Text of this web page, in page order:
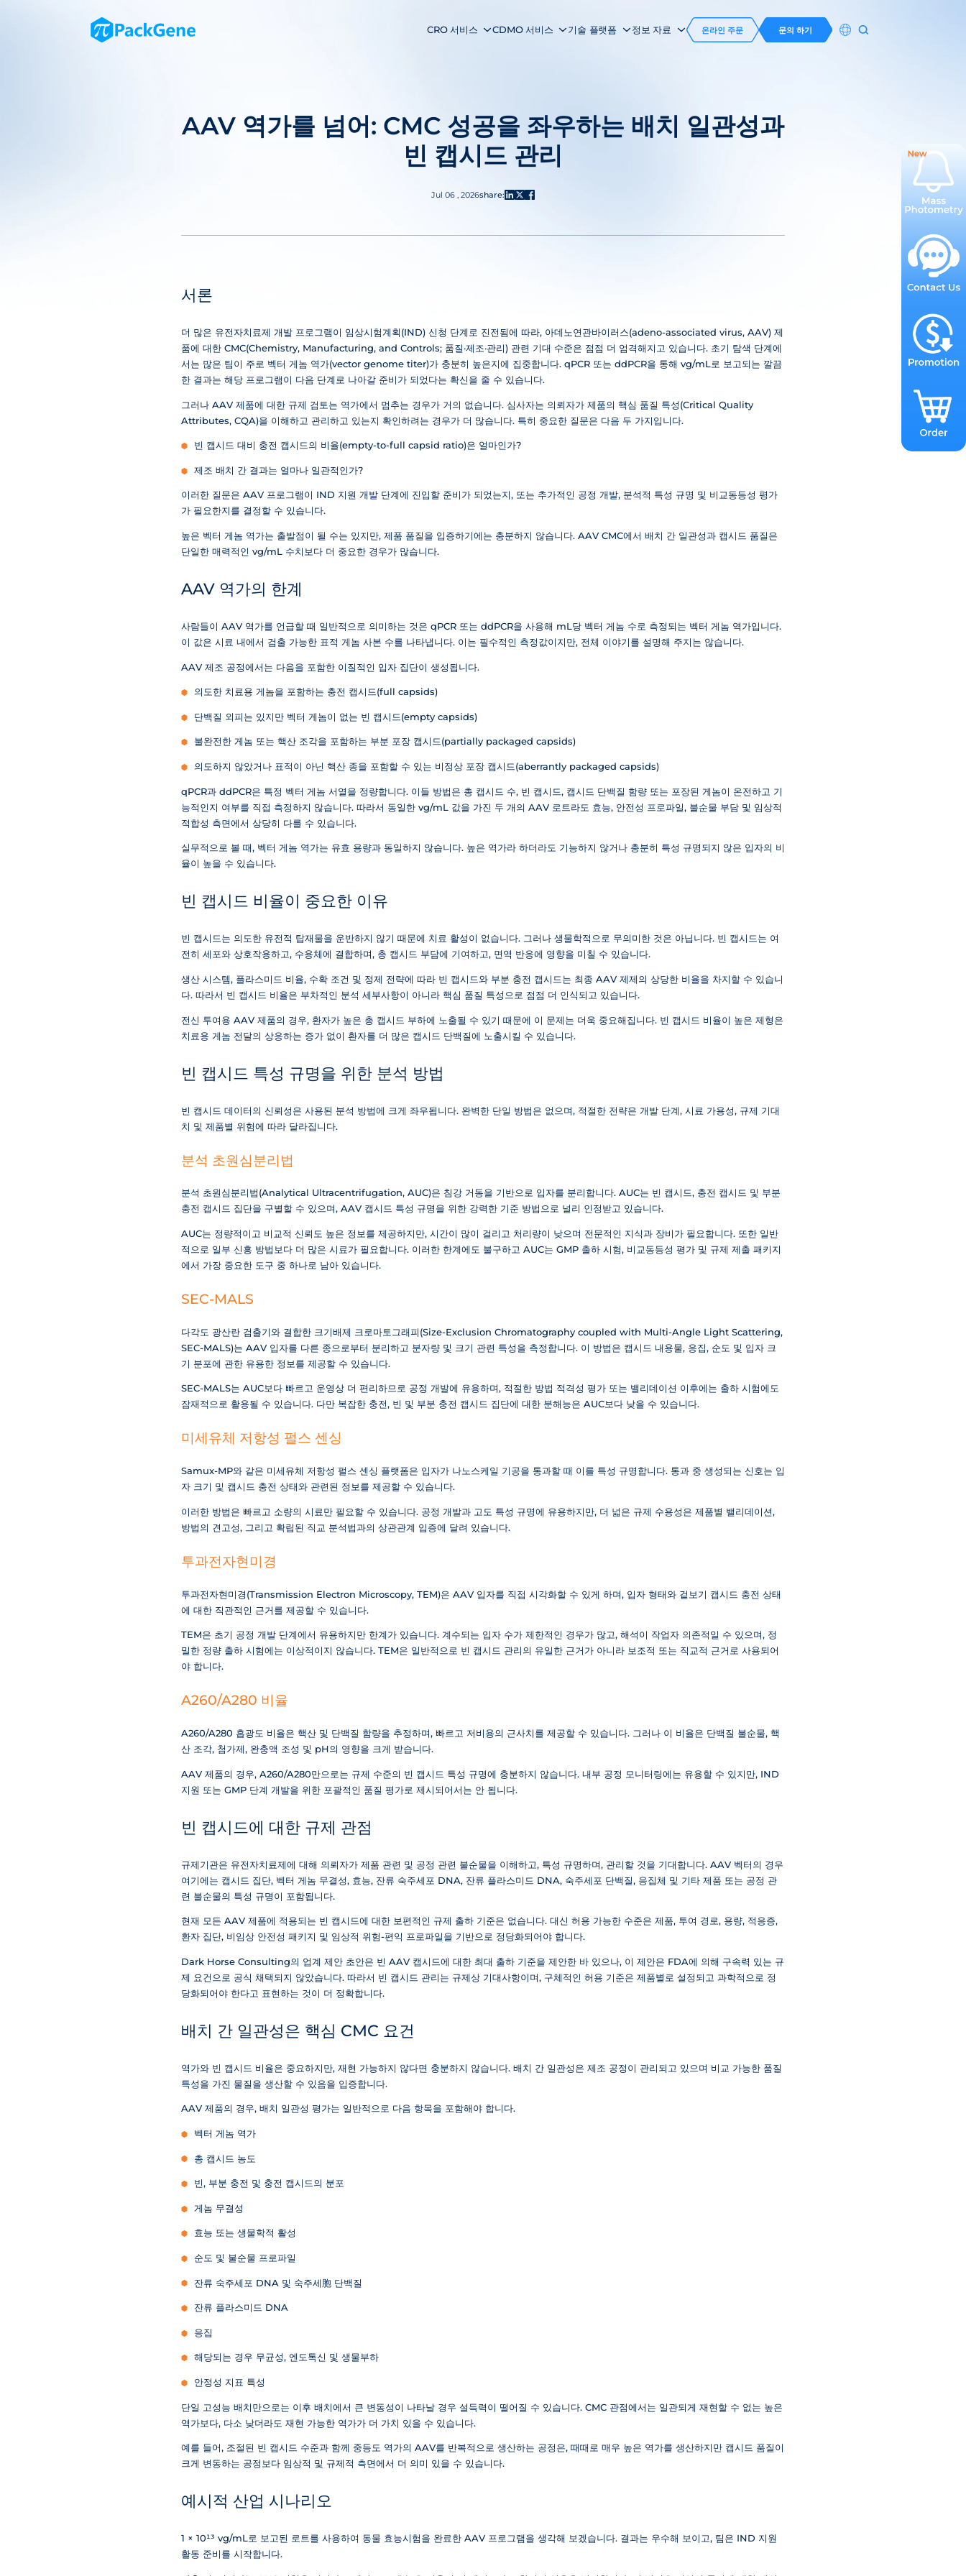
CRO 서비스 CDMO 서비스 기술 플랫폼 정보 자료 온라인 주문 문의 하기
AAV 역가를 넘어: CMC 성공을 좌우하는 배치 일관성과
빈 캡시드 관리
Jul 06 , 2026share:
서론
더 많은 유전자치료제 개발 프로그램이 임상시험계획(IND) 신청 단계로 진전됨에 따라, 아데노연관바이러스(adeno-associated virus, AAV) 제
품에 대한 CMC(Chemistry, Manufacturing, and Controls; 품질·제조·관리) 관련 기대 수준은 점점 더 엄격해지고 있습니다. 초기 탐색 단계에
서는 많은 팀이 주로 벡터 게놈 역가(vector genome titer)가 충분히 높은지에 집중합니다. qPCR 또는 ddPCR을 통해 vg/mL로 보고되는 깔끔
한 결과는 해당 프로그램이 다음 단계로 나아갈 준비가 되었다는 확신을 줄 수 있습니다.
그러나 AAV 제품에 대한 규제 검토는 역가에서 멈추는 경우가 거의 없습니다. 심사자는 의뢰자가 제품의 핵심 품질 특성(Critical Quality
Attributes, CQA)을 이해하고 관리하고 있는지 확인하려는 경우가 더 많습니다. 특히 중요한 질문은 다음 두 가지입니다.
빈 캡시드 대비 충전 캡시드의 비율(empty-to-full capsid ratio)은 얼마인가?
제조 배치 간 결과는 얼마나 일관적인가?
이러한 질문은 AAV 프로그램이 IND 지원 개발 단계에 진입할 준비가 되었는지, 또는 추가적인 공정 개발, 분석적 특성 규명 및 비교동등성 평가
가 필요한지를 결정할 수 있습니다.
높은 벡터 게놈 역가는 출발점이 될 수는 있지만, 제품 품질을 입증하기에는 충분하지 않습니다. AAV CMC에서 배치 간 일관성과 캡시드 품질은
단일한 매력적인 vg/mL 수치보다 더 중요한 경우가 많습니다.
AAV 역가의 한계
사람들이 AAV 역가를 언급할 때 일반적으로 의미하는 것은 qPCR 또는 ddPCR을 사용해 mL당 벡터 게놈 수로 측정되는 벡터 게놈 역가입니다.
이 값은 시료 내에서 검출 가능한 표적 게놈 사본 수를 나타냅니다. 이는 필수적인 측정값이지만, 전체 이야기를 설명해 주지는 않습니다.
AAV 제조 공정에서는 다음을 포함한 이질적인 입자 집단이 생성됩니다.
의도한 치료용 게놈을 포함하는 충전 캡시드(full capsids)
단백질 외피는 있지만 벡터 게놈이 없는 빈 캡시드(empty capsids)
불완전한 게놈 또는 핵산 조각을 포함하는 부분 포장 캡시드(partially packaged capsids)
의도하지 않았거나 표적이 아닌 핵산 종을 포함할 수 있는 비정상 포장 캡시드(aberrantly packaged capsids)
qPCR과 ddPCR은 특정 벡터 게놈 서열을 정량합니다. 이들 방법은 총 캡시드 수, 빈 캡시드, 캡시드 단백질 함량 또는 포장된 게놈이 온전하고 기
능적인지 여부를 직접 측정하지 않습니다. 따라서 동일한 vg/mL 값을 가진 두 개의 AAV 로트라도 효능, 안전성 프로파일, 불순물 부담 및 임상적
적합성 측면에서 상당히 다를 수 있습니다.
실무적으로 볼 때, 벡터 게놈 역가는 유효 용량과 동일하지 않습니다. 높은 역가라 하더라도 기능하지 않거나 충분히 특성 규명되지 않은 입자의 비
율이 높을 수 있습니다.
빈 캡시드 비율이 중요한 이유
빈 캡시드는 의도한 유전적 탑재물을 운반하지 않기 때문에 치료 활성이 없습니다. 그러나 생물학적으로 무의미한 것은 아닙니다. 빈 캡시드는 여
전히 세포와 상호작용하고, 수용체에 결합하며, 총 캡시드 부담에 기여하고, 면역 반응에 영향을 미칠 수 있습니다.
생산 시스템, 플라스미드 비율, 수확 조건 및 정제 전략에 따라 빈 캡시드와 부분 충전 캡시드는 최종 AAV 제제의 상당한 비율을 차지할 수 있습니
다. 따라서 빈 캡시드 비율은 부차적인 분석 세부사항이 아니라 핵심 품질 특성으로 점점 더 인식되고 있습니다.
전신 투여용 AAV 제품의 경우, 환자가 높은 총 캡시드 부하에 노출될 수 있기 때문에 이 문제는 더욱 중요해집니다. 빈 캡시드 비율이 높은 제형은
치료용 게놈 전달의 상응하는 증가 없이 환자를 더 많은 캡시드 단백질에 노출시킬 수 있습니다.
빈 캡시드 특성 규명을 위한 분석 방법
빈 캡시드 데이터의 신뢰성은 사용된 분석 방법에 크게 좌우됩니다. 완벽한 단일 방법은 없으며, 적절한 전략은 개발 단계, 시료 가용성, 규제 기대
치 및 제품별 위험에 따라 달라집니다.
분석 초원심분리법
분석 초원심분리법(Analytical Ultracentrifugation, AUC)은 침강 거동을 기반으로 입자를 분리합니다. AUC는 빈 캡시드, 충전 캡시드 및 부분
충전 캡시드 집단을 구별할 수 있으며, AAV 캡시드 특성 규명을 위한 강력한 기준 방법으로 널리 인정받고 있습니다.
AUC는 정량적이고 비교적 신뢰도 높은 정보를 제공하지만, 시간이 많이 걸리고 처리량이 낮으며 전문적인 지식과 장비가 필요합니다. 또한 일반
적으로 일부 신흥 방법보다 더 많은 시료가 필요합니다. 이러한 한계에도 불구하고 AUC는 GMP 출하 시험, 비교동등성 평가 및 규제 제출 패키지
에서 가장 중요한 도구 중 하나로 남아 있습니다.
SEC-MALS
다각도 광산란 검출기와 결합한 크기배제 크로마토그래피(Size-Exclusion Chromatography coupled with Multi-Angle Light Scattering,
SEC-MALS)는 AAV 입자를 다른 종으로부터 분리하고 분자량 및 크기 관련 특성을 측정합니다. 이 방법은 캡시드 내용물, 응집, 순도 및 입자 크
기 분포에 관한 유용한 정보를 제공할 수 있습니다.
SEC-MALS는 AUC보다 빠르고 운영상 더 편리하므로 공정 개발에 유용하며, 적절한 방법 적격성 평가 또는 밸리데이션 이후에는 출하 시험에도
잠재적으로 활용될 수 있습니다. 다만 복잡한 충전, 빈 및 부분 충전 캡시드 집단에 대한 분해능은 AUC보다 낮을 수 있습니다.
미세유체 저항성 펄스 센싱
Samux-MP와 같은 미세유체 저항성 펄스 센싱 플랫폼은 입자가 나노스케일 기공을 통과할 때 이를 특성 규명합니다. 통과 중 생성되는 신호는 입
자 크기 및 캡시드 충전 상태와 관련된 정보를 제공할 수 있습니다.
이러한 방법은 빠르고 소량의 시료만 필요할 수 있습니다. 공정 개발과 고도 특성 규명에 유용하지만, 더 넓은 규제 수용성은 제품별 밸리데이션,
방법의 견고성, 그리고 확립된 직교 분석법과의 상관관계 입증에 달려 있습니다.
투과전자현미경
투과전자현미경(Transmission Electron Microscopy, TEM)은 AAV 입자를 직접 시각화할 수 있게 하며, 입자 형태와 겉보기 캡시드 충전 상태
에 대한 직관적인 근거를 제공할 수 있습니다.
TEM은 초기 공정 개발 단계에서 유용하지만 한계가 있습니다. 계수되는 입자 수가 제한적인 경우가 많고, 해석이 작업자 의존적일 수 있으며, 정
밀한 정량 출하 시험에는 이상적이지 않습니다. TEM은 일반적으로 빈 캡시드 관리의 유일한 근거가 아니라 보조적 또는 직교적 근거로 사용되어
야 합니다.
A260/A280 비율
A260/A280 흡광도 비율은 핵산 및 단백질 함량을 추정하며, 빠르고 저비용의 근사치를 제공할 수 있습니다. 그러나 이 비율은 단백질 불순물, 핵
산 조각, 첨가제, 완충액 조성 및 pH의 영향을 크게 받습니다.
AAV 제품의 경우, A260/A280만으로는 규제 수준의 빈 캡시드 특성 규명에 충분하지 않습니다. 내부 공정 모니터링에는 유용할 수 있지만, IND
지원 또는 GMP 단계 개발을 위한 포괄적인 품질 평가로 제시되어서는 안 됩니다.
빈 캡시드에 대한 규제 관점
규제기관은 유전자치료제에 대해 의뢰자가 제품 관련 및 공정 관련 불순물을 이해하고, 특성 규명하며, 관리할 것을 기대합니다. AAV 벡터의 경우
여기에는 캡시드 집단, 벡터 게놈 무결성, 효능, 잔류 숙주세포 DNA, 잔류 플라스미드 DNA, 숙주세포 단백질, 응집체 및 기타 제품 또는 공정 관
련 불순물의 특성 규명이 포함됩니다.
현재 모든 AAV 제품에 적용되는 빈 캡시드에 대한 보편적인 규제 출하 기준은 없습니다. 대신 허용 가능한 수준은 제품, 투여 경로, 용량, 적응증,
환자 집단, 비임상 안전성 패키지 및 임상적 위험-편익 프로파일을 기반으로 정당화되어야 합니다.
Dark Horse Consulting의 업계 제안 초안은 빈 AAV 캡시드에 대한 최대 출하 기준을 제안한 바 있으나, 이 제안은 FDA에 의해 구속력 있는 규
제 요건으로 공식 채택되지 않았습니다. 따라서 빈 캡시드 관리는 규제상 기대사항이며, 구체적인 허용 기준은 제품별로 설정되고 과학적으로 정
당화되어야 한다고 표현하는 것이 더 정확합니다.
배치 간 일관성은 핵심 CMC 요건
역가와 빈 캡시드 비율은 중요하지만, 재현 가능하지 않다면 충분하지 않습니다. 배치 간 일관성은 제조 공정이 관리되고 있으며 비교 가능한 품질
특성을 가진 물질을 생산할 수 있음을 입증합니다.
AAV 제품의 경우, 배치 일관성 평가는 일반적으로 다음 항목을 포함해야 합니다.
벡터 게놈 역가
총 캡시드 농도
빈, 부분 충전 및 충전 캡시드의 분포
게놈 무결성
효능 또는 생물학적 활성
순도 및 불순물 프로파일
잔류 숙주세포 DNA 및 숙주세胞 단백질
잔류 플라스미드 DNA
응집
해당되는 경우 무균성, 엔도톡신 및 생물부하
안정성 지표 특성
단일 고성능 배치만으로는 이후 배치에서 큰 변동성이 나타날 경우 설득력이 떨어질 수 있습니다. CMC 관점에서는 일관되게 재현할 수 없는 높은
역가보다, 다소 낮더라도 재현 가능한 역가가 더 가치 있을 수 있습니다.
예를 들어, 조절된 빈 캡시드 수준과 함께 중등도 역가의 AAV를 반복적으로 생산하는 공정은, 때때로 매우 높은 역가를 생산하지만 캡시드 품질이
크게 변동하는 공정보다 임상적 및 규제적 측면에서 더 의미 있을 수 있습니다.
예시적 산업 시나리오
1 × 10¹³ vg/mL로 보고된 로트를 사용하여 동물 효능시험을 완료한 AAV 프로그램을 생각해 보겠습니다. 결과는 우수해 보이고, 팀은 IND 지원
활동 준비를 시작합니다.